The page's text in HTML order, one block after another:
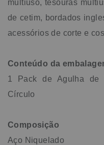
multiuso, tesouras
de cetim, bordados
acessórios de corte e
Conteúdo da
1 Pack de Agulha de
Círculo
Composição
Aço Niquelado